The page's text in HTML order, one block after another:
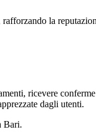
la
ricevere
dagli utenti.
Bari.